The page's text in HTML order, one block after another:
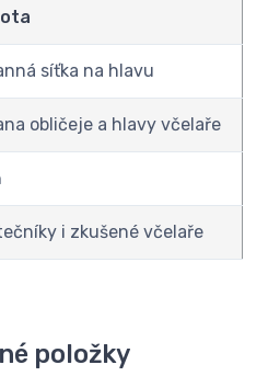
síťka na hlavu
obličeje a hlavy včelaře
i zkušené včelaře
položky